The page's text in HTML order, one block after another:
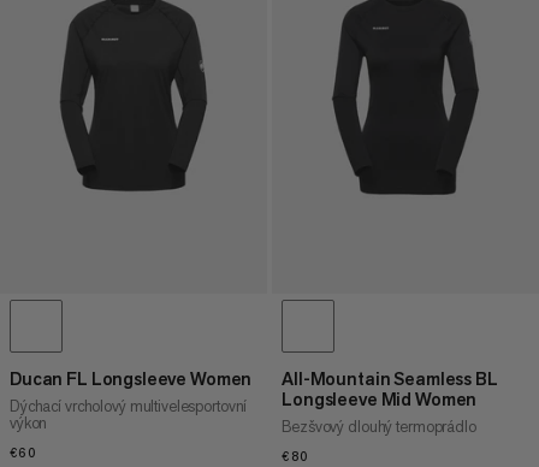
CENA OD NEJNIŽŠÍ PO NEJVYŠŠÍ
CENA OD NEJVYŠŠÍ PO NEJNIŽŠÍ
CO JE NOVÉHO
Ducan FL Longsleeve Women
Dýchací vrcholový multivelesportovní
výkon
€60
All-Mountain Seamless BL
Longsleeve Mid Women
Bezšvový dlouhý termoprádlo
€80